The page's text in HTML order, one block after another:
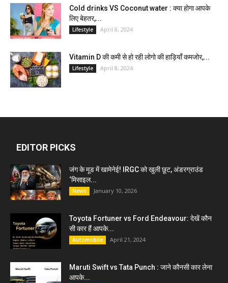
Cold drinks VS Coconut water : क्या होगा आपके
लिए बेहतर,...
Lifestyle April 8, 2024
Vitamin D की कमी से हो रही लोगो की हाड़ियाँ कमजोर,...
Lifestyle April 8, 2024
EDITOR PICKS
जंग के मूड में खामेनेई! IRGC को खुली छूट, अंडरग्राउंड
‘मिसाइल...
News January 10, 2026
Toyota Fortuner vs Ford Endeavour: देखें कौन
सी कार हैं आपके...
Automobile April 21, 2024
Maruti Swift vs Tata Punch : जाने कौनसी कार लेना
आपके...